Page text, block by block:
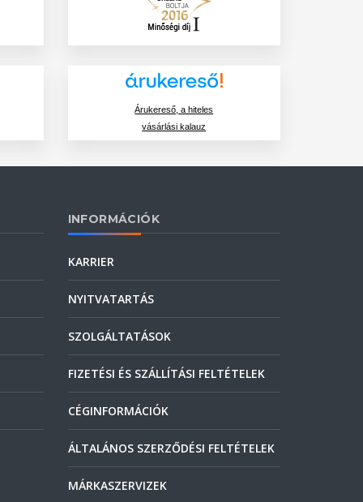
Árukereső, a hiteles
vásárlási kalauz
INFORMÁCIÓK
KARRIER
NYITVATARTÁS
SZOLGÁLTATÁSOK
FIZETÉSI ÉS SZÁLLÍTÁSI FELTÉTELEK
CÉGINFORMÁCIÓK
ÁLTALÁNOS SZERZŐDÉSI FELTÉTELEK
MÁRKASZERVIZEK